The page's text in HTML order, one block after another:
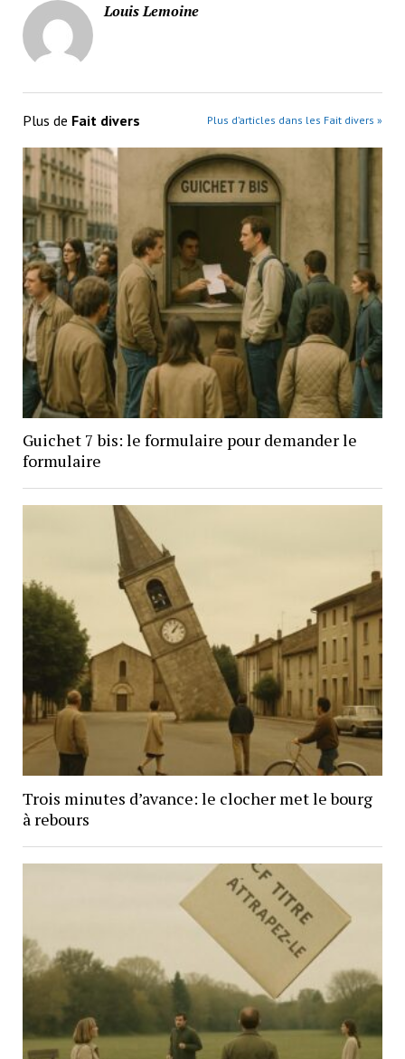
Louis Lemoine
Plus de Fait divers Plus d’articles dans les Fait divers »
Guichet 7 bis: le formulaire pour demander le
formulaire
Trois minutes d’avance: le clocher met le bourg
à rebours